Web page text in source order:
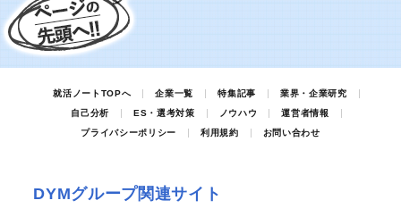
就活ノートTOPへ 企業一覧 特集記事
業界・企業研究
自己分析
ES・選考対策 ノウハウ
運営者情報
プライバシーポリシー
利用規約 お問い合わせ
DYMグループ関連サイト